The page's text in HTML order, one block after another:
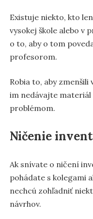
Existuje niekto, kto
vysokej škole alebo v
o to, aby o tom
profesorom.
Robia to, aby zmenšili
im nedávajte materiál
problémom.
Ničenie
Ak snívate o ničení
pohádate s kolegami
nechcú zohľadniť
návrhov.